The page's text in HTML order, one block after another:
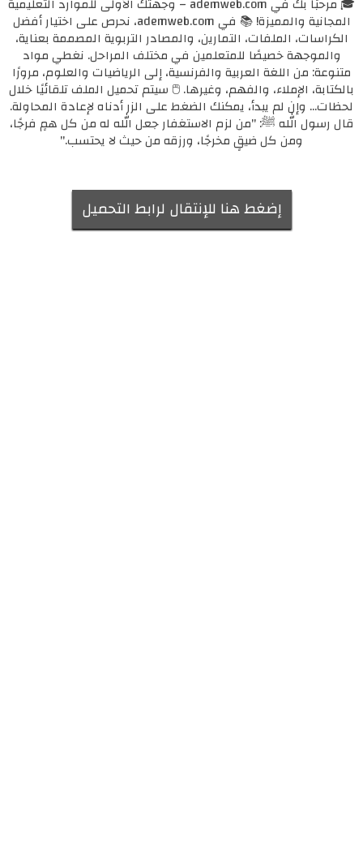
🎓 مرحبًا بك في ademweb.com – وجهتك الأولى للموارد التعليمية
المجانية والمميزة! 📚 في ademweb.com، نحرص على اختيار أفضل
الكراسات، الملفات، التمارين، والمصادر التربوية المصممة بعناية،
والموجهة خصيصًا للمتعلمين في مختلف المراحل. نغطي مواد
متنوعة: من اللغة العربية والفرنسية، إلى الرياضيات والعلوم، مرورًا
بالكتابة، الإملاء، والفهم، وغيرها. 🖱️ سيتم تحميل الملف تلقائيًا خلال
لحظات... وإن لم يبدأ، يمكنك الضغط على الزر أدناه لإعادة المحاولة.
قال رسول الله ﷺ: "من لزم الاستغفار جعل الله له من كل همٍ فرجًا،
ومن كل ضيقٍ مخرجًا، ورزقه من حيث لا يحتسب."
إضغط هنا للإنتقال لرابط التحميل